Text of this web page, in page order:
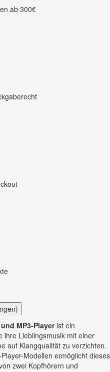
ab 300€
MP3-Playerist ein
ihre Lieblingsmusik mit einer
auf Klangqualität zu verzichten.
Modellen ermöglicht dieses
zwei Kopfhörern und